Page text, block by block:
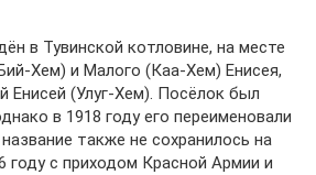
в Тувинской котловине, на месте
Хем) и Малого (Каа-Хем) Енисея,
Енисей (Улуг-Хем). Посёлок был
в 1918 году его переименовали
также не сохранилось на
году с приходом Красной Армии и